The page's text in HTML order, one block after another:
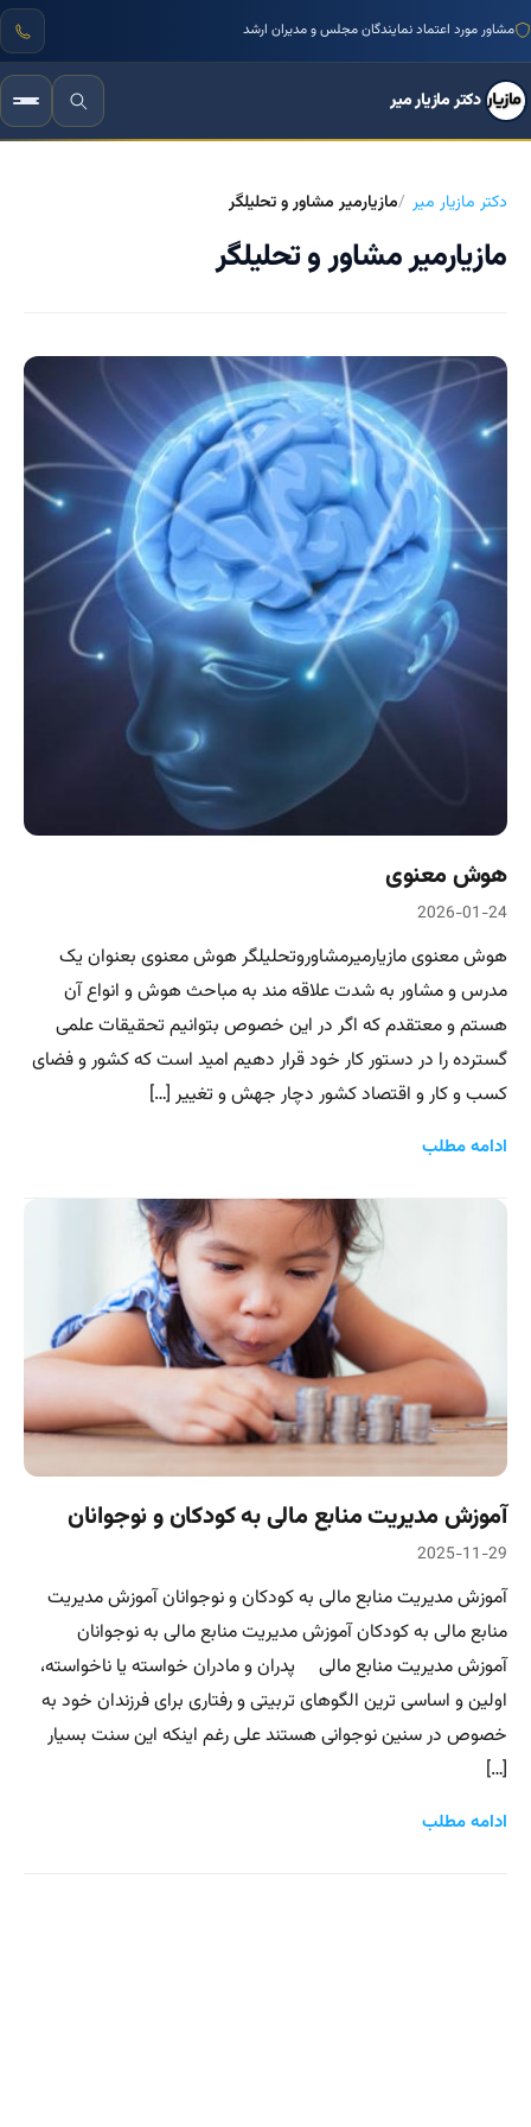
مشاور مورد اعتماد نمایندگان مجلس و مدیران ارشد
دکتر مازیار میر
دکتر مازیار میر مازیارمیر مشاور و تحلیلگر
مازیارمیر مشاور و تحلیلگر
هوش معنوی
2026-01-24
هوش معنوی مازیارمیرمشاوروتحلیلگر هوش معنوی بعنوان یک
مدرس و مشاور به شدت علاقه مند به مباحث هوش و انواع آن
هستم و معتقدم که اگر در این خصوص بتوانیم تحقیقات علمی
گسترده را در دستور کار خود قرار دهیم امید است که کشور و فضای
کسب و کار و اقتصاد کشور دچار جهش و تغییر […]
ادامه مطلب
آموزش مدیریت منابع مالی به کودکان و نوجوانان
2025-11-29
آموزش مدیریت منابع مالی به کودکان و نوجوانان آموزش مدیریت
منابع مالی به کودکان آموزش مدیریت منابع مالی به نوجوانان
آموزش مدیریت منابع مالی پدران و مادران خواسته یا ناخواسته،
اولین و اساسی ترین الگوهای تربیتی و رفتاری برای فرزندان خود به
خصوص در سنین نوجوانی هستند علی رغم اینکه این سنت بسیار
[…]
ادامه مطلب